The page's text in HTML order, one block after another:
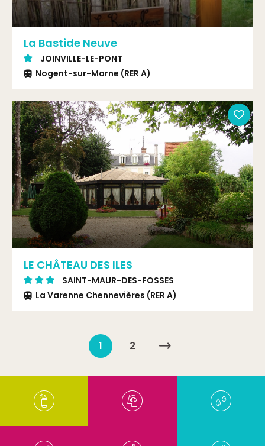
La Bastide Neuve
JOINVILLE-LE-PONT
Nogent-sur-Marne (RER A)
LE CHÂTEAU DES ILES
SAINT-MAUR-DES-FOSSES
La Varenne Chennevières (RER A)
1 2